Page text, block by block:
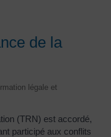
de la
légale et
(TRN) est accordé,
participé aux conflits